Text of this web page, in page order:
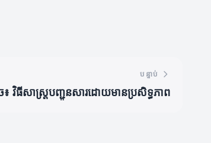
បន្ទាប់
វិធីសាស្ត្របញ្ជូនសារដោយមានប្រសិទ្ធភាព